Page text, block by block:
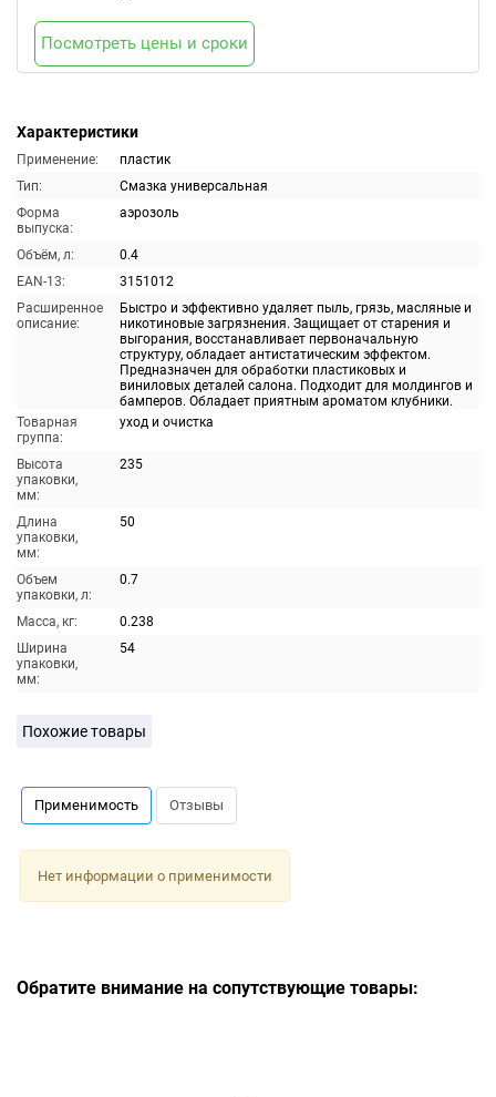
Характеристики
Применение:
пластик
Тип:
Смазка универсальная
Форма
выпуска:
аэрозоль
Объём, л:
0.4
EAN-13:
3151012
Расширенное
описание:
Быстро и эффективно удаляет пыль, грязь, масляные и
никотиновые загрязнения. Защищает от старения и
выгорания, восстанавливает первоначальную
структуру, обладает антистатическим эффектом.
Предназначен для обработки пластиковых и
виниловых деталей салона. Подходит для молдингов и
бамперов. Обладает приятным ароматом клубники.
Товарная
группа:
уход и очистка
Высота
упаковки,
мм:
235
Длина
упаковки,
мм:
50
Объем
упаковки, л:
0.7
Масса, кг:
0.238
Ширина
упаковки,
мм:
54
Посмотреть цены и сроки
Похожие товары
Применимость Отзывы
Нет информации о применимости
Обратите внимание на сопутствующие товары: